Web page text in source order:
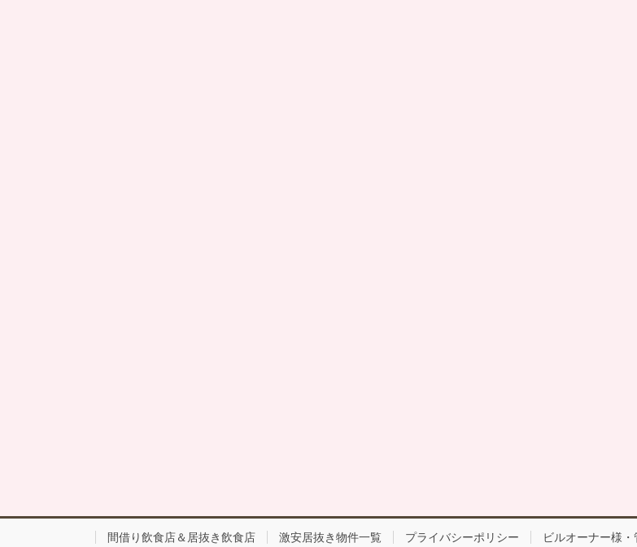
間借り飲食店＆居抜き飲食店 激安居抜き物件一覧 プライバシーポリシー ビルオーナー様